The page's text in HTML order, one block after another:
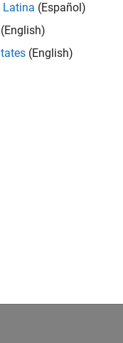
Latina (Español)
(English)
(English)